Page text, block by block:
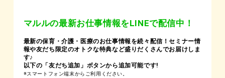
マルルの最新お仕事情報をLINEで配信中！
最新の保育・介護・医療のお仕事情報を続々配信！セミナー情
報や友だち限定のオトクな特典など盛りだくさんでお届けしま
す♪
以下の「友だち追加」ボタンから追加可能です!
※スマートフォン端末からご利用ください。